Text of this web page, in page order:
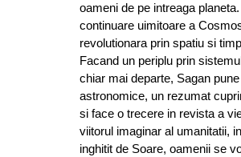
oameni de pe intreaga
continuare uimitoare a
revolutionara prin spatiu si
Facand un periplu prin
chiar mai departe, Sagan
astronomice, un rezumat
si face o trecere in revista a
viitorul imaginar al umanitatii,
inghitit de Soare, oamenii se